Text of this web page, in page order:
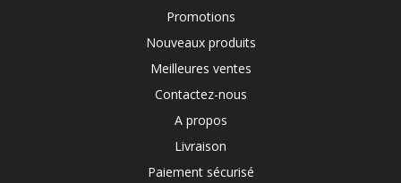
Promotions
Nouveaux produits
Meilleures ventes
Contactez-nous
A propos
Livraison
Paiement sécurisé